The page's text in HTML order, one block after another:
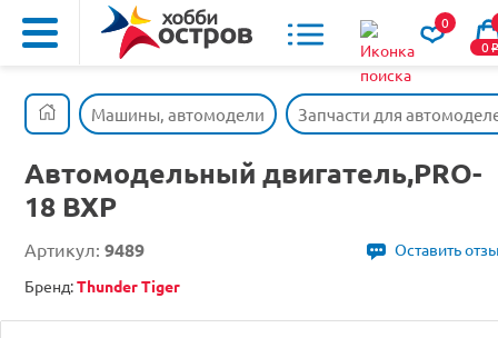
0
0o
Машины, автомодели Запчасти для
Автомодельный двигатель,PRO-
18 BXP
Артикул: 9489
Оставить
Бренд:Thunder Tiger